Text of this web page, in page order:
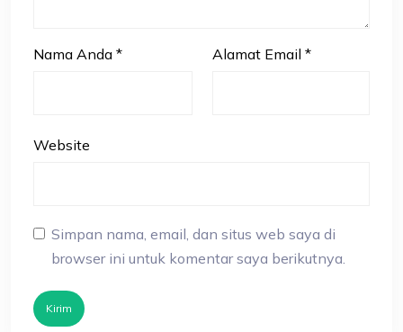
Nama Anda * Alamat Email *
Website
Simpan nama, email, dan situs web saya di
browser ini untuk komentar saya berikutnya.
Kirim